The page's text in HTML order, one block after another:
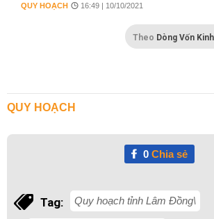
QUY HOẠCH 16:49 | 10/10/2021
Theo Dòng Vốn
QUY HOẠCH
0Chia sẻ
Tag: Quy hoạch tỉnh Lâm Đồng\